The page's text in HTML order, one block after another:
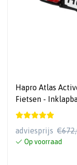
Hapro Atlas Active IV -
adviesprijs
Op voorraad